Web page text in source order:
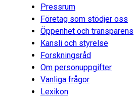
Pressrum
Företag som stödjer oss
Öppenhet och transparens
Kansli och styrelse
Forskningsråd
Om personuppgifter
Vanliga frågor
Lexikon